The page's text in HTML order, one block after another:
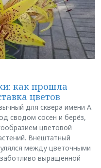
как прошла
цветов
для сквера имени А.
сводом сосен и берёз,
цветовой
Внештатный
между цветочными
выращенной